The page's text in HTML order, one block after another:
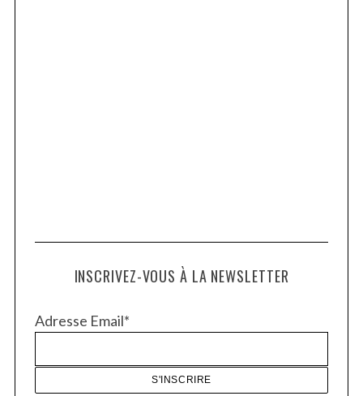
INSCRIVEZ-VOUS À LA NEWSLETTER
Adresse Email*